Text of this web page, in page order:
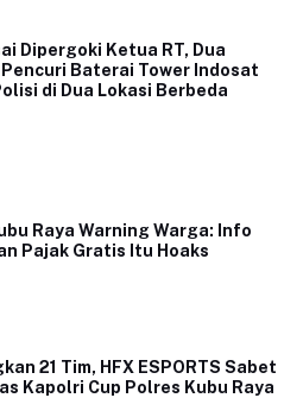
Dipergoki Ketua RT, Dua
Baterai Tower Indosat
di Dua Lokasi Berbeda
Raya Warning Warga: Info
Pajak Gratis Itu Hoaks
21 Tim, HFX ESPORTS Sabet
Kapolri Cup Polres Kubu Raya